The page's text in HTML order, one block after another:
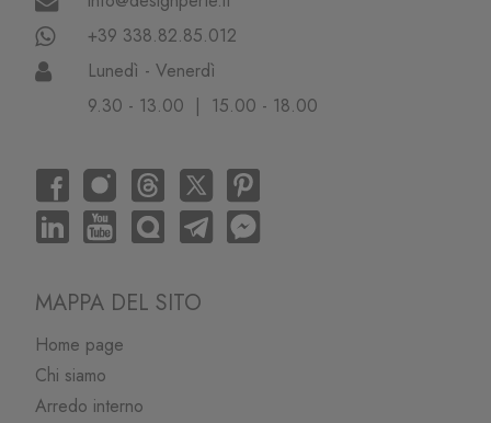
+39 338.82.85.012
Lunedì - Venerdì
9.30 - 13.00 | 15.00 - 18.00
MAPPA DEL SITO
Home page
Chi siamo
Arredo interno